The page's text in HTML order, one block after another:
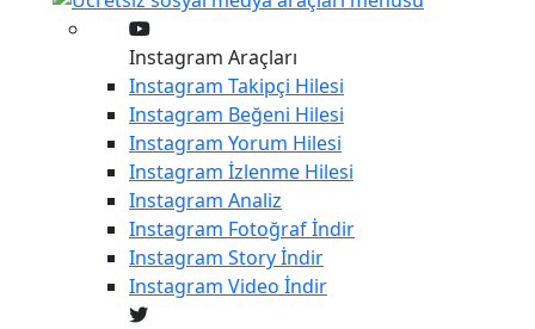
Instagram Araçları
Instagram Takipçi Hilesi
Instagram Beğeni Hilesi
Instagram Yorum Hilesi
Instagram İzlenme Hilesi
Instagram Analiz
Instagram Fotoğraf İndir
Instagram Story İndir
Instagram Video İndir